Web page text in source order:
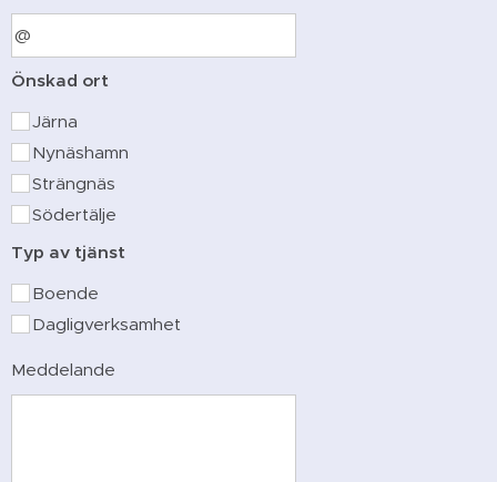
Önskad ort
Järna
Nynäshamn
Strängnäs
Södertälje
Typ av tjänst
Boende
Dagligverksamhet
Meddelande